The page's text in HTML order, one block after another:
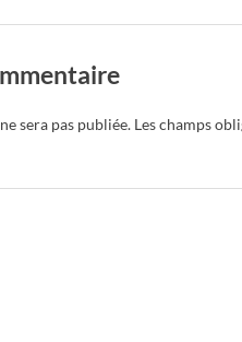
sera pas publiée. Les champs